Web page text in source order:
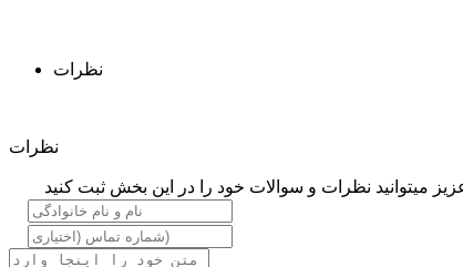
نظرات
نظرات
میتوانید نظرات و سوالات خود را در این بخش ثبت کنید